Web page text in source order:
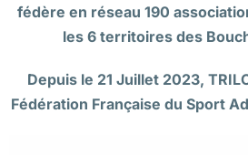
fédère en réseau 190
les 6 territoires des
Depuis le 21 Juillet 2023,
Fédération Française du Sport